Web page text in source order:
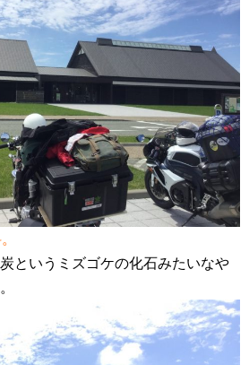
というミズゴケの化石みたいなや